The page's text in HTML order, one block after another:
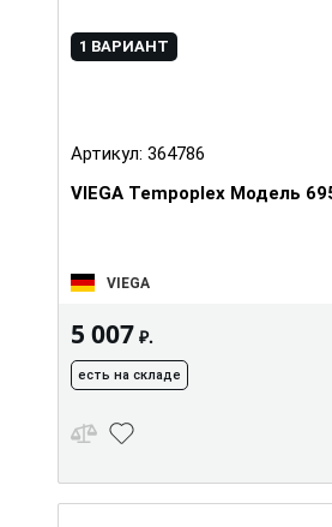
1 ВАРИАНТ
Артикул: 364786
VIEGA Tempoplex Модель
VIEGA
5 007 ₽.
есть на складе